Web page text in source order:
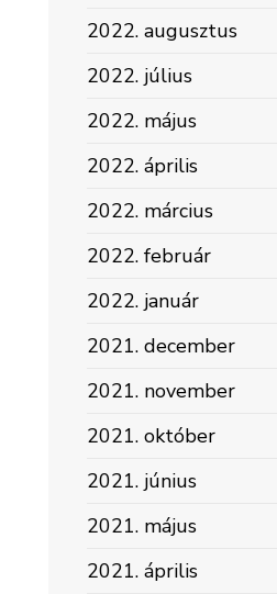
2022. augusztus
2022. július
2022. május
2022. április
2022. március
2022. február
2022. január
2021. december
2021. november
2021. október
2021. június
2021. május
2021. április